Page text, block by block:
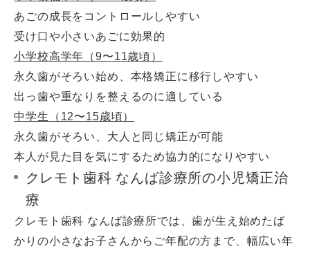
あごの成長をコントロールしやすい
受け口や小さいあごに効果的
小学校高学年（9〜11歳頃）
永久歯がそろい始め、本格矯正に移行しやすい
出っ歯や重なりを整えるのに適している
中学生（12〜15歳頃）
永久歯がそろい、大人と同じ矯正が可能
本人が見た目を気にするため協力的になりやすい
クレモト歯科 なんば診療所の小児矯正治
療
クレモト歯科 なんば診療所では、歯が生え始めたば
かりの小さなお子さんからご年配の方まで、幅広い年